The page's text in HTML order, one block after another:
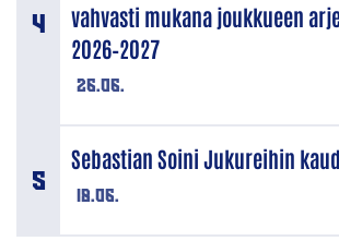
26.06.
vahvasti mukana joukkueen
2026–2027
18.06.
Sebastian Soini Jukureihin